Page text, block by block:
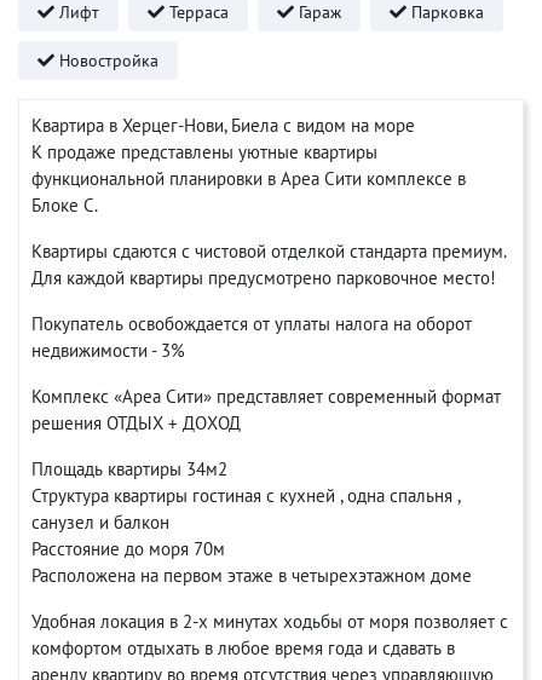
Лифт Терраса Гараж Парковка
Новостройка
Квартира в Херцег-Нови, Биела с видом на море
К продаже представлены уютные квартиры
функциональной планировки в Ареа Сити комплексе в
Блоке С.
Квартиры сдаются с чистовой отделкой стандарта премиум.
Для каждой квартиры предусмотрено парковочное место!
Покупатель освобождается от уплаты налога на оборот
недвижимости - 3%
Комплекс «Ареа Сити» представляет современный формат
решения ОТДЫХ + ДОХОД
Площадь квартиры 34м2
Структура квартиры гостиная с кухней , одна спальня ,
санузел и балкон
Расстояние до моря 70м
Расположена на первом этаже в четырехэтажном доме
Удобная локация в 2-х минутах ходьбы от моря позволяет с
комфортом отдыхать в любое время года и сдавать в
аренду квартиру во время отсутствия через управляющую